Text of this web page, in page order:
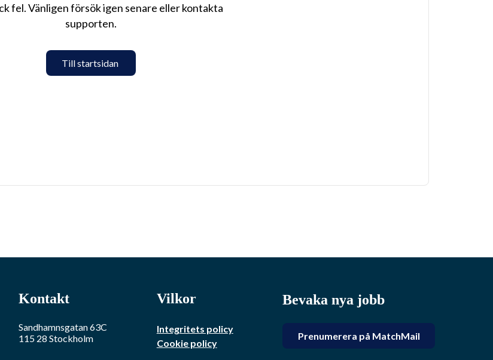
fel. Vänligen försök igen senare eller kontakta
supporten.
Till startsidan
Kontakt
Sandhamnsgatan 63C
115 28 Stockholm
Vilkor
Integritets policy
Cookie policy
Bevaka nya jobb
Prenumerera på MatchMail